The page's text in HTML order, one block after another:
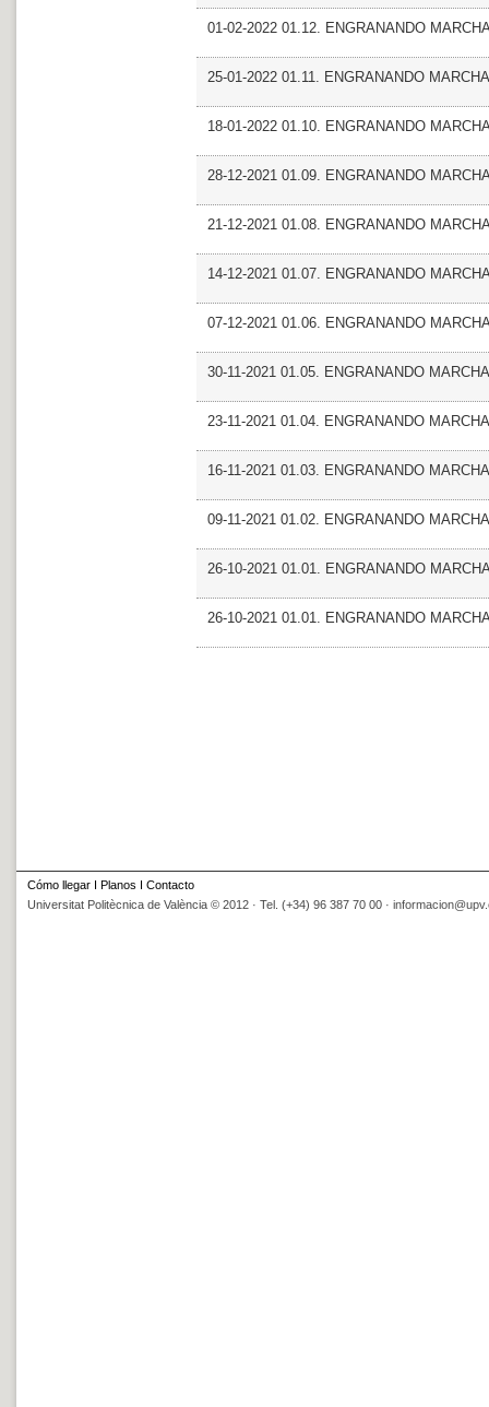
01-02-2022 01.12. ENGRANANDO
25-01-2022 01.11. ENGRANANDO
18-01-2022 01.10. ENGRANANDO
28-12-2021 01.09. ENGRANANDO
21-12-2021 01.08. ENGRANANDO
14-12-2021 01.07. ENGRANANDO
07-12-2021 01.06. ENGRANANDO
30-11-2021 01.05. ENGRANANDO
23-11-2021 01.04. ENGRANANDO
16-11-2021 01.03. ENGRANANDO
09-11-2021 01.02. ENGRANANDO
26-10-2021 01.01. ENGRANANDO
26-10-2021 01.01. ENGRANANDO
Cómo llegar Planos
Contacto
Universitat Politècnica de València © 2012 · Tel. (+34) 96 387 70 00 ·